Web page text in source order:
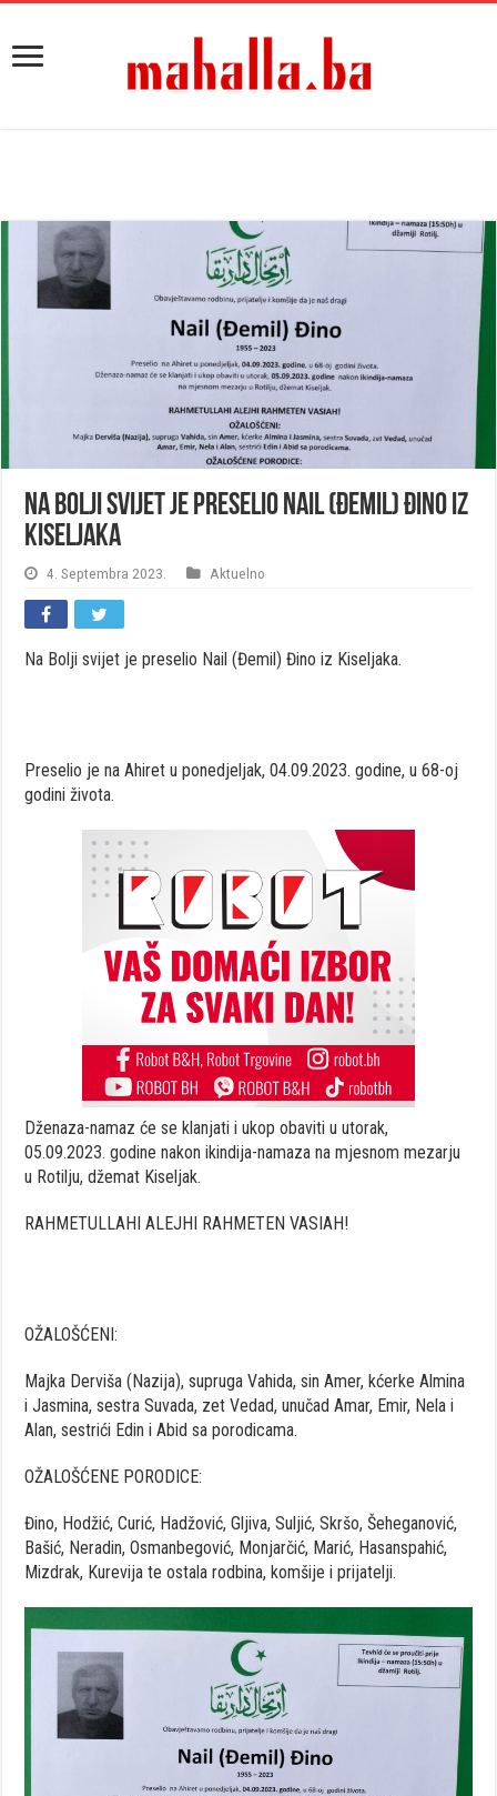
Na Bolji svijet je preselio Nail (Đemil) Đino iz
Kiseljaka
4. Septembra 2023. Aktuelno
Na Bolji svijet je preselio Nail (Đemil) Đino iz Kiseljaka.
Preselio je na Ahiret u ponedjeljak, 04.09.2023. godine, u 68-oj
godini života.
Dženaza-namaz će se klanjati i ukop obaviti u utorak,
05.09.2023. godine nakon ikindija-namaza na mjesnom mezarju
u Rotilju, džemat Kiseljak.
RAHMETULLAHI ALEJHI RAHMETEN VASIAH!
OŽALOŠĆENI:
Majka Derviša (Nazija), supruga Vahida, sin Amer, kćerke Almina
i Jasmina, sestra Suvada, zet Vedad, unučad Amar, Emir, Nela i
Alan, sestrići Edin i Abid sa porodicama.
OŽALOŠĆENE PORODICE:
Đino, Hodžić, Curić, Hadžović, Gljiva, Suljić, Skršo, Šeheganović,
Bašić, Neradin, Osmanbegović, Monjarčić, Marić, Hasanspahić,
Mizdrak, Kurevija te ostala rodbina, komšije i prijatelji.